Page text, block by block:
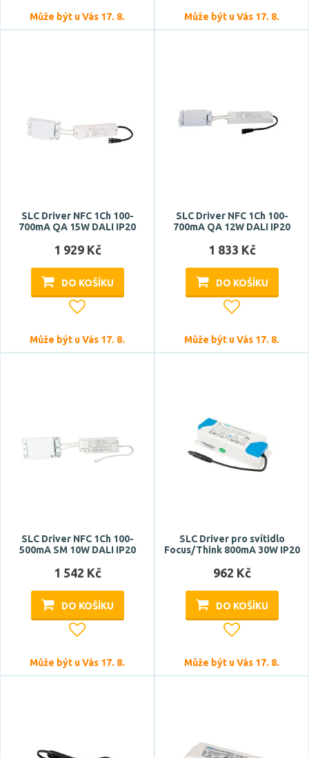
DMX
Zobrazit více
Patice
5pin
Může být u Vás 17. 8. Může být u Vás 17. 8.
SLC Driver NFC 1Ch 100-
700mA QA 15W DALI IP20
1 929 Kč
DO KOŠÍKU
Může být u Vás 17. 8.
SLC Driver NFC 1Ch 100-
700mA QA 12W DALI IP20
1 833 Kč
DO KOŠÍKU
Může být u Vás 17. 8.
SLC Driver NFC 1Ch 100-
500mA SM 10W DALI IP20
1 542 Kč
DO KOŠÍKU
Může být u Vás 17. 8.
SLC Driver pro svítidlo
Focus/Think 800mA 30W IP20
962 Kč
DO KOŠÍKU
Může být u Vás 17. 8.